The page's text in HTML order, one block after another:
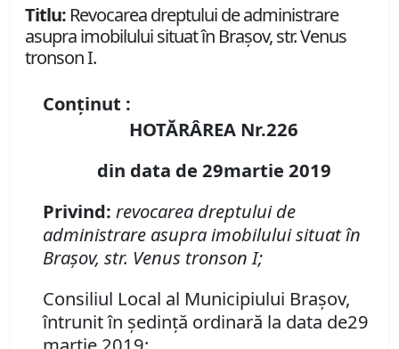
Titlu: Revocarea dreptului de administrare
asupra imobilului situat în Braşov, str. Venus
tronson I.
Conținut :
HOTĂRÂREA Nr.226
din data de 29martie 2019
Privind: revocarea dreptului de
administrare asupra imobilului situat în
Braşov, str. Venus tronson I;
Consiliul Local al Municipiului Braşov,
întrunit în şedinţă ordinară la data de29